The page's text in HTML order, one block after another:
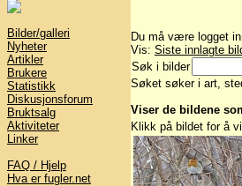
Bilder/galleri
Nyheter
Artikler
Brukere
Statistikk
Diskusjonsforum
Bruktsalg
Aktiviteter
Linker
FAQ / Hjelp
Hva er fugler.net
Du må være logget
Vis: Siste innlagte
Søk i bilder
Søket søker i art,
Viser de bildene
Klikk på bildet for å